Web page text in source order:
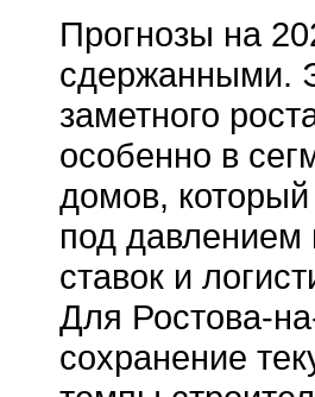
Прогнозы на
сдержанными.
заметного
особенно в
домов,
под давлением
ставок и
Для Ростова-
сохранение